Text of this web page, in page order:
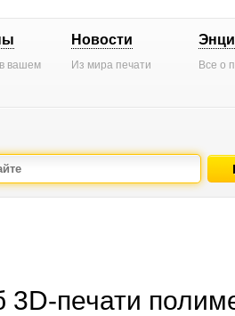
в вашем
Новости
Из мира печати Все о
печати